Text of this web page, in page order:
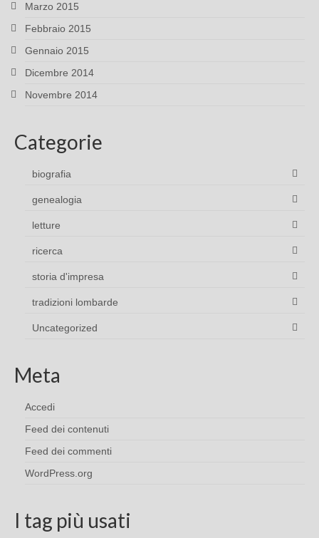
Marzo 2015
Febbraio 2015
Gennaio 2015
Dicembre 2014
Novembre 2014
Categorie
biografia
genealogia
letture
ricerca
storia d'impresa
tradizioni lombarde
Uncategorized
Meta
Accedi
Feed dei contenuti
Feed dei commenti
WordPress.org
I tag più usati